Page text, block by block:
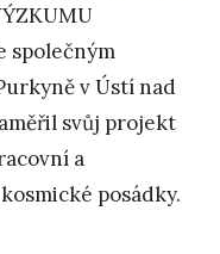
společným
v Ústí nad
svůj projekt
a
posádky.